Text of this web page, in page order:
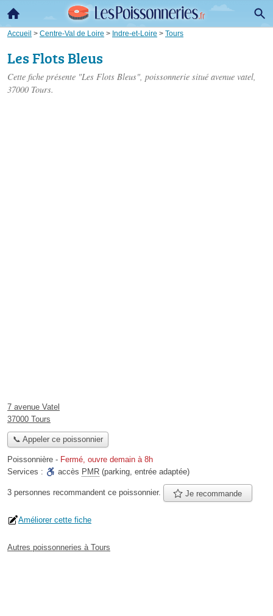
Accueil > Centre-Val de Loire > Indre-et-Loire > Tours
Les Flots Bleus
Cette fiche présente "Les Flots Bleus", poissonnerie situé avenue vatel,
37000 Tours.
7 avenue Vatel
37000 Tours
📞 Appeler ce poissonnier
Poissonnière - Fermé, ouvre demain à 8h
Services :
accès PMR (parking, entrée adaptée)
3 personnes recommandent ce poissonnier. Je recommande
Améliorer cette fiche
Autres poissonneries à Tours